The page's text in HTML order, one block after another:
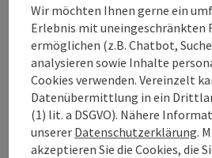
der Männchen in ...
Beschreibung vollständig
Kontakt
Wir möchten Ihnen gerne ein
Erlebnis mit uneingeschränkten
ermöglichen (z.B. Chatbot,
analysieren sowie Inhalte
Cookies verwenden. Vereinzelt
Datenübermittlung in ein
(1) lit. a DSGVO). Nähere
unserer Datenschutzerklärung.
akzeptieren Sie die Cookies, die